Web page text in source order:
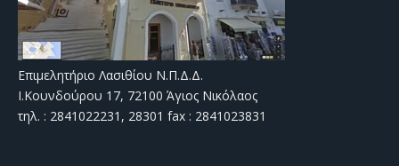
Επιμελητήριο Λασιθίου Ν.Π.Δ.Δ.
Ι.Κουνδούρου 17, 72100 Άγιος Νικόλαος
τηλ. : 2841022231, 28301 fax : 2841023831